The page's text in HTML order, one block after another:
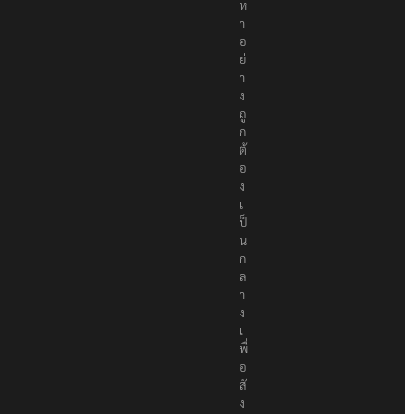
นื้
อ
ห
า
อ
ย่
า
ง
ถู
ก
ต้
อ
ง
เ
ป็
น
ก
ล
า
ง
เ
พื่
อ